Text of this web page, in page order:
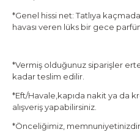
*Genel hissi net: Tatlıya
havası veren lüks bir gece
*Vermiş olduğunuz siparişler
kadar teslim edilir.
*Eft/Havale,kapıda nakit ya da
alışveriş yapabilirsiniz.
*Önceliğimiz,